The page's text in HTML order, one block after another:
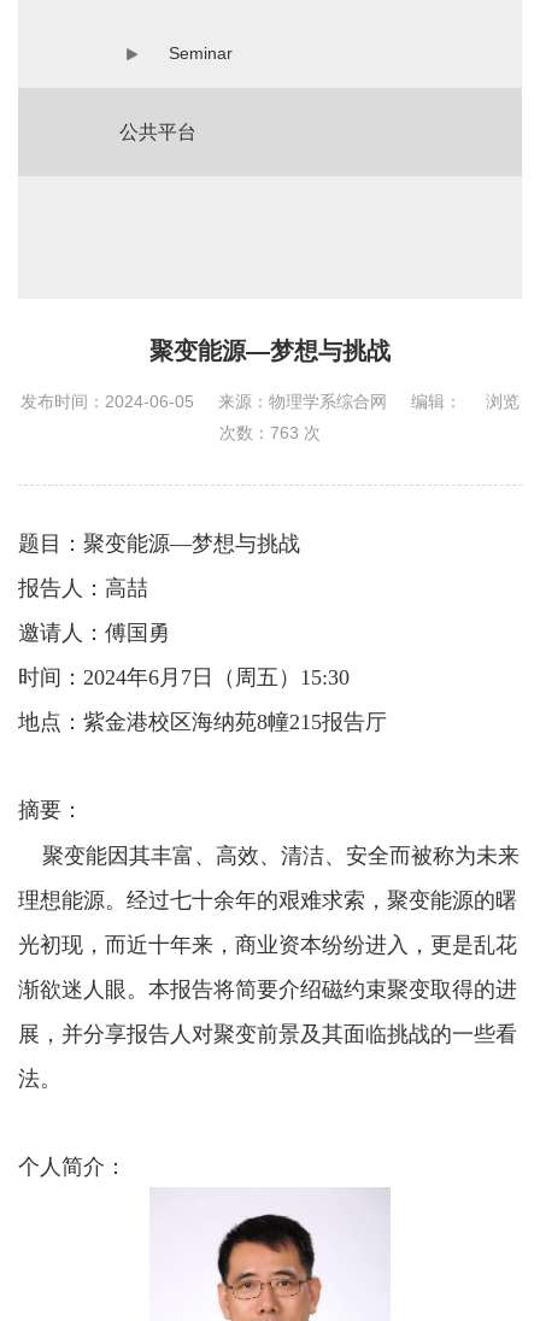
Seminar
公共平台
聚变能源—梦想与挑战
发布时间：2024-06-05 来源：物理学系综合网 编辑：
浏览
次数： 763 次
题目：聚变能源—梦想与挑战
报告人：高喆
邀请人：傅国勇
时间： 2024年6月7 日（周五） 15:30
地点：紫金港校区海纳苑8幢215报告厅
摘要：
聚变能因其丰富、高效、清洁、安全而被称为未来
理想能源。经过七十余年的艰难求索，聚变能源的曙
光初现，而近十年来，商业资本纷纷进入，更是乱花
渐欲迷人眼。本报告将简要介绍磁约束聚变取得的进
展，并分享报告人对聚变前景及其面临挑战的一些看
法。
个人简介：